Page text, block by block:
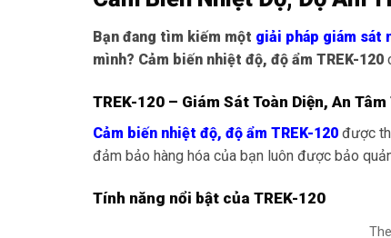
Bạn đang tìm kiếm một giải pháp giám sát
mình? Cảm biến nhiệt độ, độ ẩm TREK-120
TREK-120 – Giám Sát Toàn Diện, An
Cảm biến nhiệt độ, độ ẩm TREK-120 được
đảm bảo hàng hóa của bạn luôn được bảo
Tính năng nổi bật của TREK-120